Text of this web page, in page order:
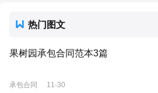
热门图文
果树园承包合同范本3篇
承包合同 11-30